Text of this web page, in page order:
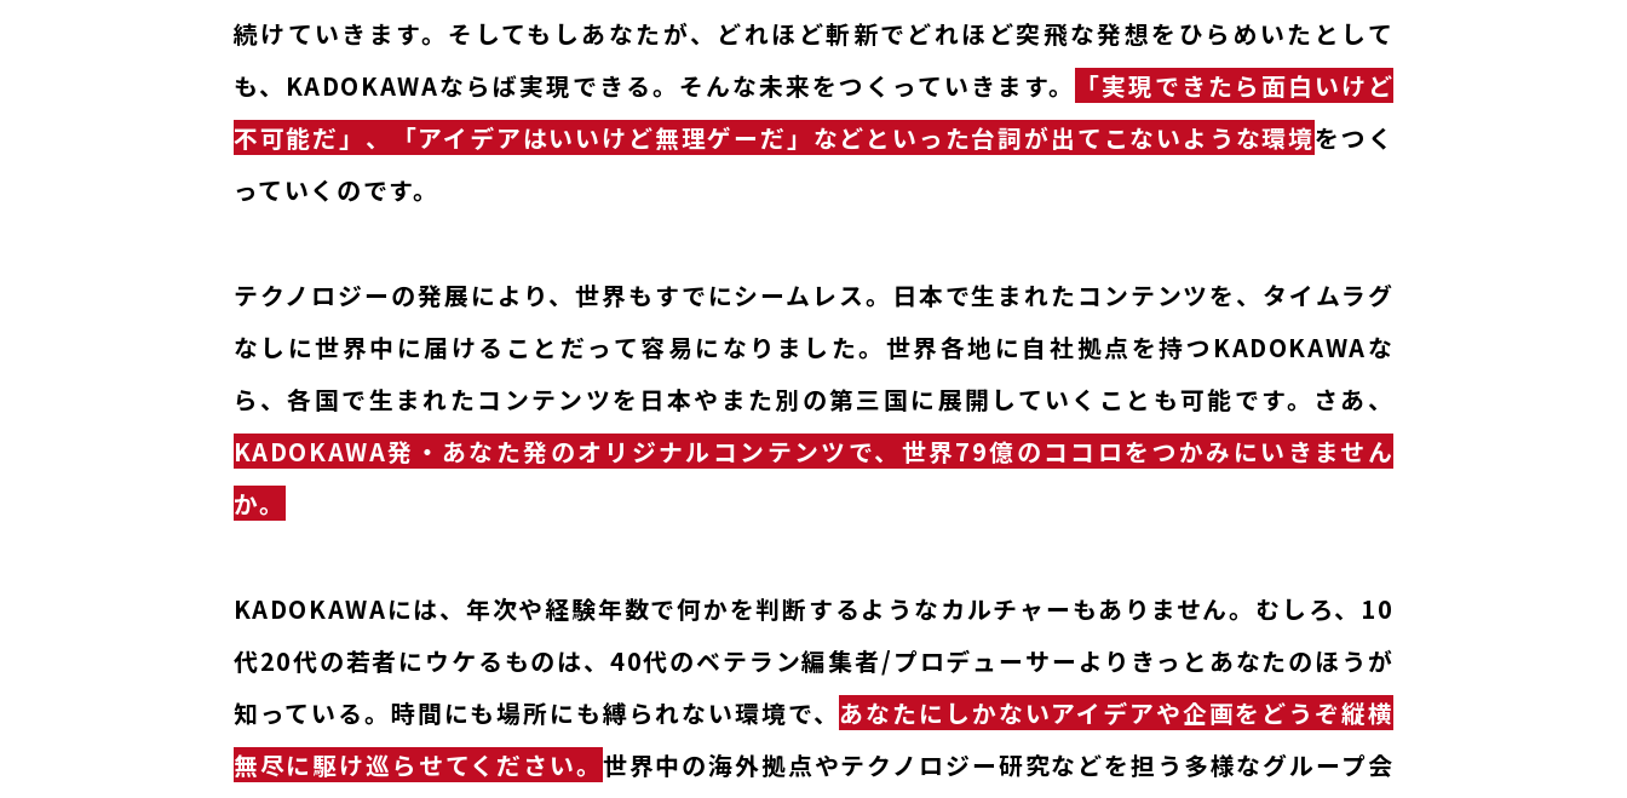
続けていきます。そしてもしあなたが、どれほど斬新でどれほど突飛な発想をひらめいたとして
も、KADOKAWAならば実現できる。そんな未来をつくっていきます。
「実現できたら面白いけど
不可能だ」、「アイデアはいいけど無理ゲーだ」などといった台詞が出てこないような環境をつく
っていくのです。
テクノロジーの発展により、世界もすでにシームレス。日本で生まれたコンテンツを、タイムラグ
なしに世界中に届けることだって容易になりました。世界各地に自社拠点を持つKADOKAWAな
ら、各国で生まれたコンテンツを日本やまた別の第三国に展開していくことも可能です。さあ、
KADOKAWA発・あなた発のオリジナルコンテンツで、世界79億のココロをつかみにいきません
か。
KADOKAWAには、年次や経験年数で何かを判断するようなカルチャーもありません。むしろ、10
代20代の若者にウケるものは、40代のベテラン編集者/プロデューサーよりきっとあなたのほうが
知っている。時間にも場所にも縛られない環境で、 あなたにしかないアイデアや企画をどうぞ縦横
無尽に駆け巡らせてください。 世界中の海外拠点やテクノロジー研究などを担う多様なグループ会
MISSION & CEO MESSAGE ROOKIE ROUND TABLE
INTERVIEW
WORK STYLE CAREER DEVELOPMENT
SDGs 募集要項
グローバル人材の活躍